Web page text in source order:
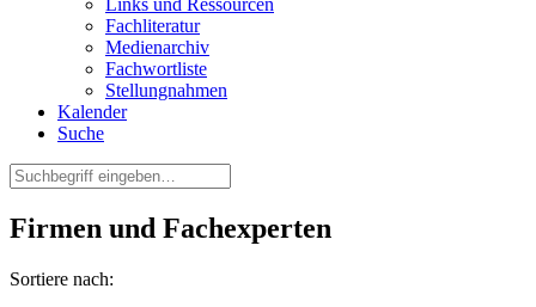
Fachliteratur
Medienarchiv
Fachwortliste
Stellungnahmen
Kalender
Suche
Firmen und Fachexperten
Sortiere nach: